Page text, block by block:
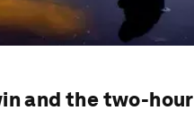
and the two-hour